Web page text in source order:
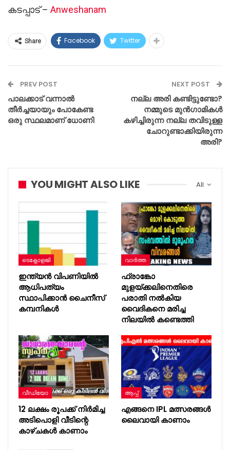
കടപ്പാട് – Anweshanam
Share Facebook Twitter
PREV POST
പാലക്കാട്‌ വന്നാല്‍
തീര്‍ച്ചയായും പോകേണ്ട
ഒരു സ്ഥലമാണ് ധോണി
NEXT POST
നല്ല അരി കണ്ടിട്ടുണ്ടോ?
നമ്മുടെ മുൻഗാമികൾ
കഴിച്ചിരുന്ന നല്ല തവിടുള്ള
ചോറുണ്ടാക്കിയിരുന്ന
അരി?
All
YOU MIGHT ALSO LIKE
ടെക്നോളജി
ഇന്ത്യൻ വിപണിയിൽ
ആധിപത്യം
സ്ഥാപിക്കാൻ ചൈനീസ്
കമ്പനികൾ
വാർത്ത
ഫ്രാങ്കോ
മുളയ്ക്കലിനെതിരെ
പരാതി നൽകിയ
വൈദികനെ മരിച്ച
നിലയിൽ കണ്ടെത്തി
വീഡിയോ
12 ലക്ഷം രൂപക്ക് നിർമിച്ച
അടിപൊളി വീടിന്റെ
കാഴ്‌ചകൾ കാണാം
ആപ്പ്
എങ്ങനെ IPL മത്സരങ്ങൾ
ലൈവായി കാണാം